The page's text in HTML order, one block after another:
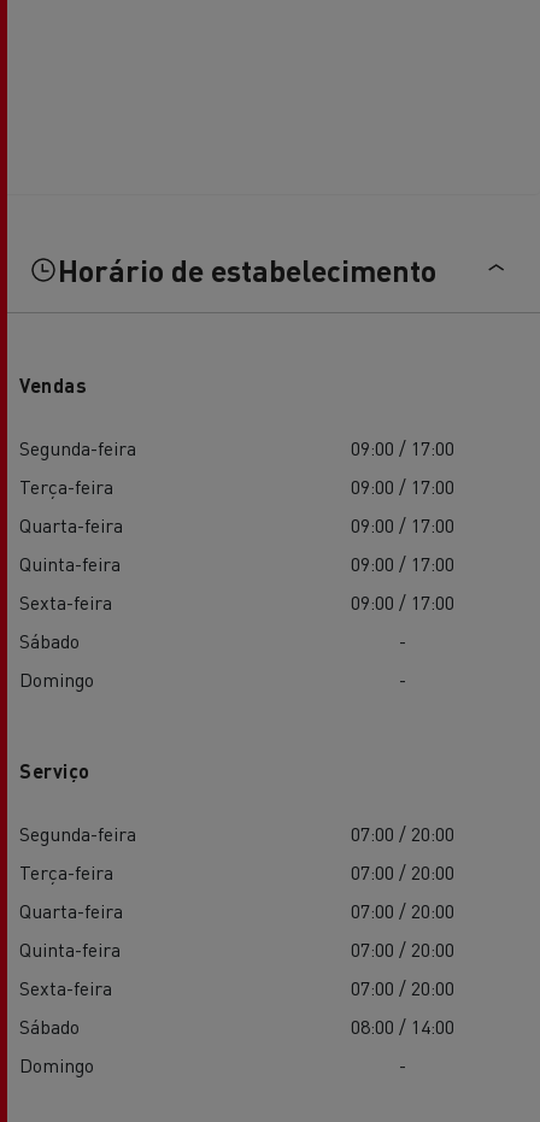
Horário de estabelecimento
Vendas
Segunda-feira
09:00 / 17:00
Terça-feira
09:00 / 17:00
Quarta-feira
09:00 / 17:00
Quinta-feira
09:00 / 17:00
Sexta-feira
09:00 / 17:00
Sábado
-
Domingo
-
Serviço
Segunda-feira
07:00 / 20:00
Terça-feira
07:00 / 20:00
Quarta-feira
07:00 / 20:00
Quinta-feira
07:00 / 20:00
Sexta-feira
07:00 / 20:00
Sábado
08:00 / 14:00
Domingo
-